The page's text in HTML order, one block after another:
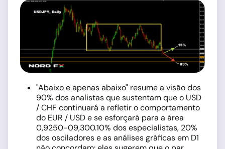
"Abaixo e apenas abaixo" resume a visão dos
90% dos analistas que sustentam que o USD
/ CHF continuará a refletir o comportamento
do EUR / USD e se esforçará para a área
0,9250-09,300.10% dos especialistas, 20%
dos osciladores e as análises gráficas em D1